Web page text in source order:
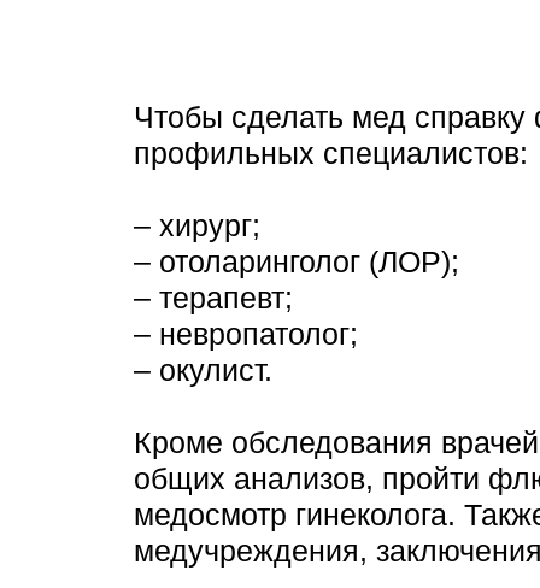
Чтобы сделать мед
профильных специалистов:
– хирург;
– отоларинголог (ЛОР);
– терапевт;
– невропатолог;
– окулист.
Кроме обследования
общих анализов, пройти
медосмотр гинеколога.
медучреждения,